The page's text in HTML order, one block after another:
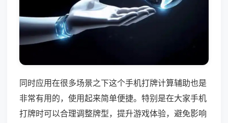
同时应用在很多场景之下这个手机打牌计算辅助也是
非常有用的，使用起来简单便捷。特别是在大家手机
打牌时可以合理调整牌型，提升游戏体验，避免影响